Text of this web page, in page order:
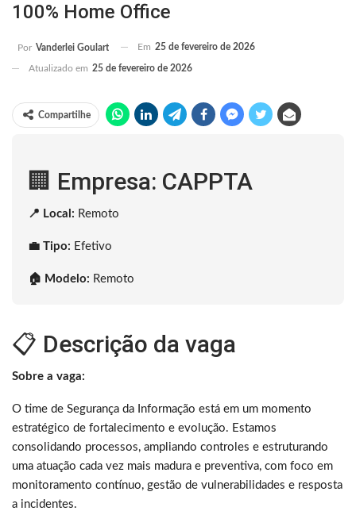
100% Home Office
Por Vanderlei Goulart Em 25 de fevereiro de 2026
Atualizado em 25 de fevereiro de 2026
Compartilhe
🏢 Empresa: CAPPTA
📍 Local: Remoto
💼 Tipo: Efetivo
🏠 Modelo: Remoto
📋 Descrição da vaga
Sobre a vaga:
O time de Segurança da Informação está em um momento
estratégico de fortalecimento e evolução. Estamos
consolidando processos, ampliando controles e estruturando
uma atuação cada vez mais madura e preventiva, com foco em
monitoramento contínuo, gestão de vulnerabilidades e resposta
a incidentes.